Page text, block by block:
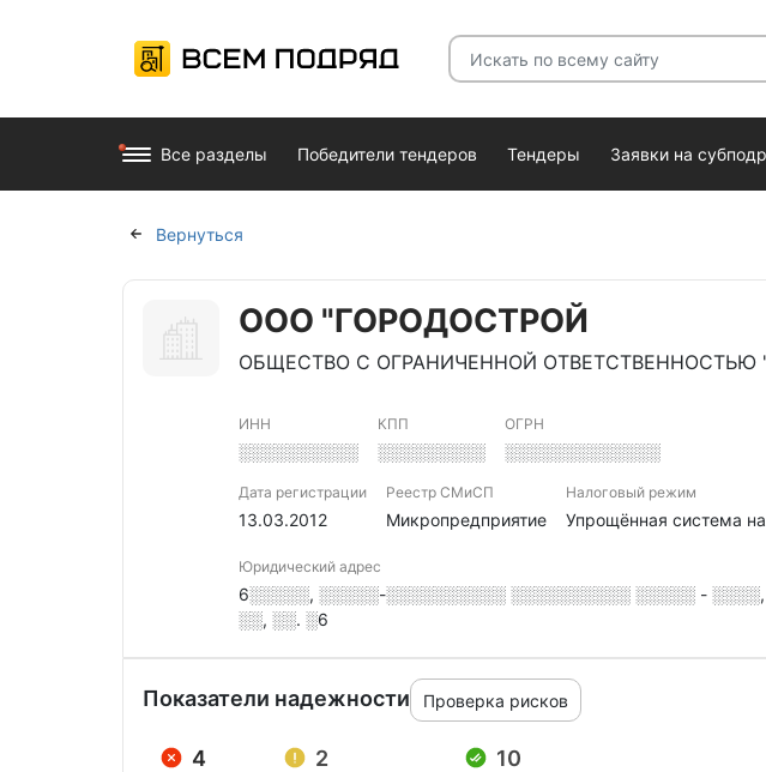
Все разделы Победители тендеров Тендеры Заявки на
Вернуться
ООО "ГОРОДОСТРОЙ
ОБЩЕСТВО С ОГРАНИЧЕННОЙ ОТВЕТСТВЕННОСТЬЮ
ИНН
░░░░░░░░░░
КПП
░░░░░░░░░
ОГРН
░░░░░░░░░░░░░
Дата регистрации
13.03.2012
Реестр СМиСП
Микропредприятие
Налоговый режим
Упрощённая система
Юридический адрес
6░░░░░, ░░░░░-░░░░░░░░░░ ░░░░░░░░░░ ░░░░░ -
░░, ░░. ░6
Показатели надежности Проверка рисков
4 2 10